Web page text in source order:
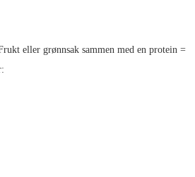
eller grønnsak sammen med en protein =